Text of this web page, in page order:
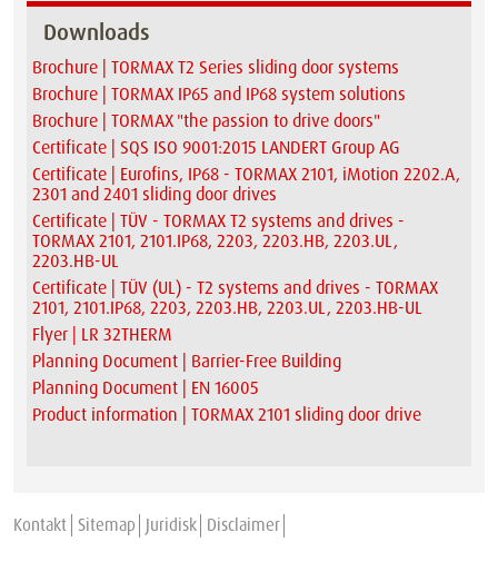
Downloads
Brochure | TORMAX T2 Series sliding door systems
Brochure | TORMAX IP65 and IP68 system solutions
Brochure | TORMAX "the passion to drive doors"
Certificate | SQS ISO 9001:2015 LANDERT Group AG
Certificate | Eurofins, IP68 - TORMAX 2101, iMotion 2202.A,
2301 and 2401 sliding door drives
Certificate | TÜV - TORMAX T2 systems and drives -
TORMAX 2101, 2101.IP68, 2203, 2203.HB, 2203.UL,
2203.HB-UL
Certificate | TÜV (UL) - T2 systems and drives - TORMAX
2101, 2101.IP68, 2203, 2203.HB, 2203.UL, 2203.HB-UL
Flyer | LR 32THERM
Planning Document | Barrier-Free Building
Planning Document | EN 16005
Product information | TORMAX 2101 sliding door drive
Kontakt Sitemap Juridisk Disclaimer